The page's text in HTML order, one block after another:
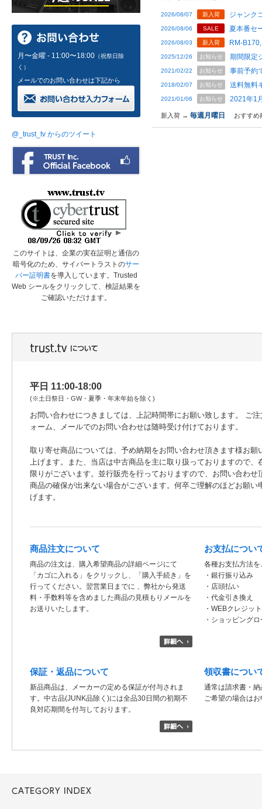
2026/08/07 新入荷 ジャンク
2026/08/06 SALE 夏本番セ
2026/08/03 新入荷 RM-
2025/12/26 お知らせ 期間限定
2021/02/22 お知らせ 事前予約
2018/02/07 お知らせ 送料無料
2021/01/06 お知らせ 2021年1
新入荷 → 毎週月曜日 おすす
月〜金曜 - 11:00〜18:00 （祝祭日除
く）
メールでのお問い合わせは下記から
@_trust_tv からのツイート
このサイトは、企業の実在証明と通信の
暗号化のため、サイバートラストのサー
バー証明書を導入しています。Trusted
Web シールをクリックして、検証結果を
ご確認いただけます。
平日 11:00-18:00
(※土日祭日・GW・夏季・年末年始を除く)
お問い合わせにつきましては、上記時間帯にお願い致します。 ご注
ォーム、メールでのお問い合わせは随時受け付けております。
取り寄せ商品については、予め納期をお問い合わせ頂きます様お願
上げます。また、当店は中古商品を主に取り扱っておりますので、
限りがございます。並行販売を行っておりますので、お問い合わせ
商品の確保が出来ない場合がございます。何卒ご理解のほどお願い
げます。
商品注文について
商品の注文は、購入希望商品の詳細ページにて
「カゴに入れる」をクリックし、「購入手続き」を
行ってください。翌営業日までに 、弊社から発送
料・手数料等を含めました商品の見積もりメールを
お送りいたします。
お支払につい
各種お支払方法
・銀行振り込み
・店頭払い
・代金引き換え
・WEBクレジッ
・ショッピング
保証・返品について
新品商品は、メーカーの定める保証が付与されま
す。中古品(JUNK品除く)には全品30日間の初期不
良対応期間を付与しております。
領収書につい
通常は請求書・
ご希望の場合は